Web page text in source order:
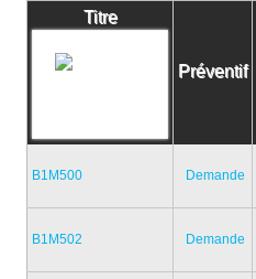
Titre
Préventif
B1M500 Demande
B1M502 Demande